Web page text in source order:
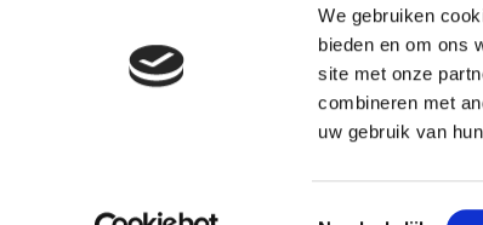
We gebruiken
bieden en om ons
site met onze
combineren met
uw gebruik van
werkgeversorganisatie met meerwaarde,
voor een sector met meerwaarde. Dat is
Land- en Tuinbouw Organisatie
Nederland (LTO).